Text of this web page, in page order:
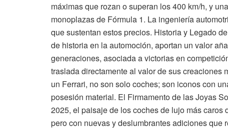
máximas que rozan o superan los 400 km/h, y
monoplazas de Fórmula 1. La ingeniería
que sustentan estos precios. Historia y Legado
de historia en la automoción, aportan un valor
generaciones, asociada a victorias en
traslada directamente al valor de sus
un Ferrari, no son solo coches; son iconos con
posesión material. El Firmamento de las Joyas
2025, el paisaje de los coches de lujo más
pero con nuevas y deslumbrantes adiciones